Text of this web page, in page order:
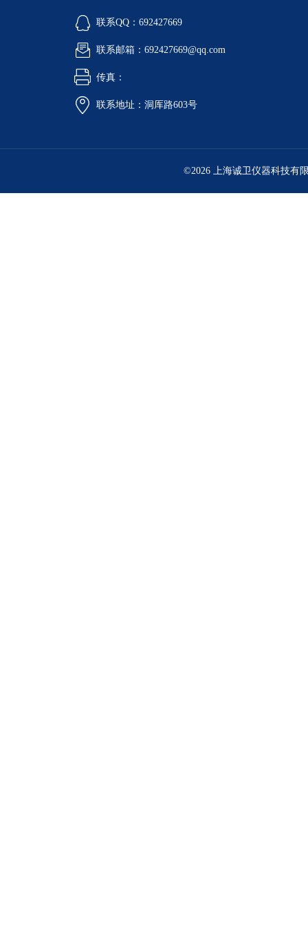
联系QQ：692427669
联系邮箱：692427669@qq.com
传真：
联系地址：洞厍路603号
©2026 上海诚卫仪器科技有